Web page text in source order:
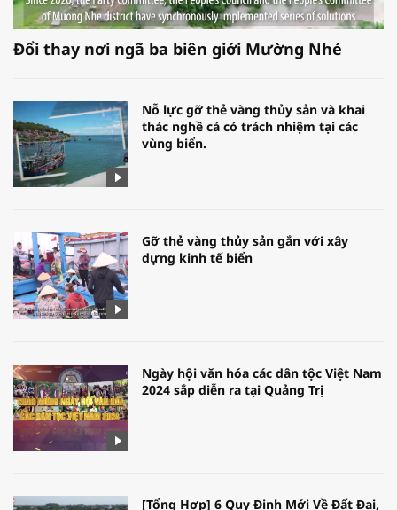
Đổi thay nơi ngã ba biên giới Mường Nhé
Nỗ lực gỡ thẻ vàng thủy sản và khai
thác nghề cá có trách nhiệm tại các
vùng biển.
Gỡ thẻ vàng thủy sản gắn với xây
dựng kinh tế biển
Ngày hội văn hóa các dân tộc Việt Nam
2024 sắp diễn ra tại Quảng Trị
[Tổng Hợp] 6 Quy Định Mới Về Đất Đai,